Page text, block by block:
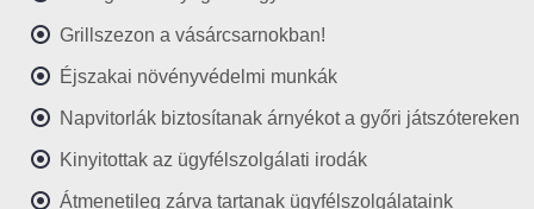
Grillszezon a vásárcsarnokban!
Éjszakai növényvédelmi munkák
Napvitorlák biztosítanak árnyékot a győri játszótereken
Kinyitottak az ügyfélszolgálati irodák
Átmenetileg zárva tartanak ügyfélszolgálataink